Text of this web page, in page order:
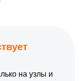
на узлы и